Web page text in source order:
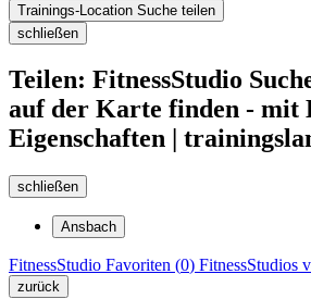
Trainings-Location Suche teilen
schließen
Teilen: FitnessStudio
auf der Karte finden - mit
Eigenschaften |
schließen
Ansbach
FitnessStudio Favoriten (0) FitnessStudios
zurück